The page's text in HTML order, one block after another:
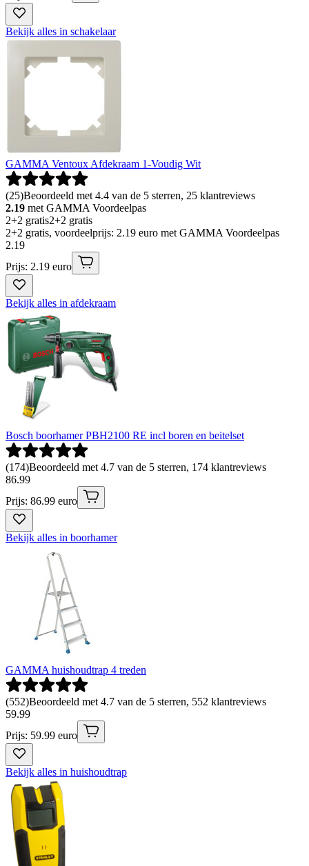
Bekijk alles in schakelaar
GAMMA Ventoux Afdekraam 1-Voudig Wit
(25)Beoordeeld met 4.4 van de 5 sterren, 25 klantreviews
2.19 met GAMMA Voordeelpas
2+2 gratis2+2 gratis
2+2 gratis, voordeelprijs: 2.19 euro met GAMMA Voordeelpas
2.19
Prijs: 2.19 euro
Bekijk alles in afdekraam
Bosch boorhamer PBH2100 RE incl boren en beitelset
(174)Beoordeeld met 4.7 van de 5 sterren, 174 klantreviews
86.99
Prijs: 86.99 euro
Bekijk alles in boorhamer
GAMMA huishoudtrap 4 treden
(552)Beoordeeld met 4.7 van de 5 sterren, 552 klantreviews
59.99
Prijs: 59.99 euro
Bekijk alles in huishoudtrap